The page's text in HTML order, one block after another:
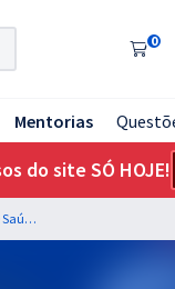
0
Mentorias
do site SÓ HOJE!
Prefeitura de Divinésia - MG - Agente Comunitário de Saúde